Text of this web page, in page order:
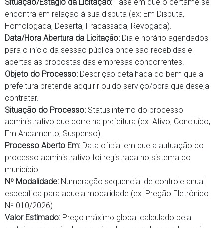
Situação/Estágio da Licitação: Fase em que o certame se
encontra em relação à sua disputa (ex: Em Disputa,
Homologada, Deserta, Fracassada, Revogada).
Data/Hora Abertura da Licitação: Dia e horário agendados
para o início da sessão pública onde são recebidas e
abertas as propostas das empresas concorrentes.
Objeto do Processo: Descrição detalhada do bem que a
prefeitura pretende adquirir ou do serviço/obra que deseja
contratar.
Situação do Processo: Status interno do processo
administrativo que corre na prefeitura (ex: Ativo, Concluído,
Em Andamento, Suspenso).
Processo Aberto Em: Data oficial em que a autuação do
processo administrativo foi registrada no sistema do
município.
Nº Modalidade: Numeração sequencial de controle anual
específica para aquela modalidade (ex: Pregão Eletrônico
Nº 010/2026).
Valor Estimado: Preço máximo global calculado pela